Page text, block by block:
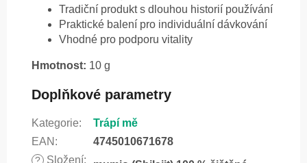
Tradiční produkt s dlouhou historií používání
Praktické balení pro individuální dávkování
Vhodné pro podporu vitality
Hmotnost: 10 g
Doplňkové parametry
Kategorie:
Trápí mě
EAN : 4745010671678
? Složení: